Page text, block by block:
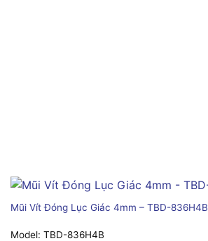
Mũi Vít Đóng Lục Giác 4mm – TBD-836H4B
Model: TBD-836H4B